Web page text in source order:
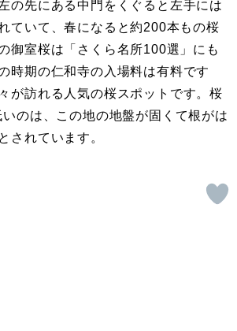
の先にある中門をくぐると左手には
ていて、春になると約200本もの桜
御室桜は「さくら名所100選」にも
時期の仁和寺の入場料は有料です
が訪れる人気の桜スポットです。桜
のは、この地の地盤が固くて根がは
されています。